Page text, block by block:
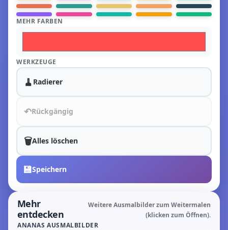
MEHR FARBEN
WERKZEUGE
🧹 Radierer
↶Rückgängig
🗑️Alles löschen
💾Speichern
Mehr
entdecken
Weitere Ausmalbilder zum Weitermalen
(klicken zum Öffnen).
ANANAS AUSMALBILDER